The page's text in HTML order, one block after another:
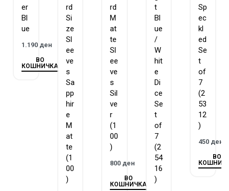
er
Bl
ue
1.190 ден
ВО
КОШНИЧКА
rd
Si
ze
Sl
ee
ve
s
Sa
pp
hir
e
M
at
te
(1
00
)
rd
M
at
te
Sl
ee
ve
s
Sil
ve
r
(1
00
)
800 ден
ВО
КОШНИЧКА
t
Bl
ue
/
W
hit
e
Di
ce
Se
t
of
7
(2
54
16
)
Sp
ec
kl
ed
Se
t
of
7
(2
53
12
)
450 ден
ВО